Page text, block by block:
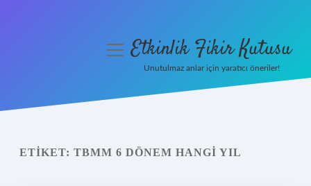
Yasal Uyarı
menüyüEtkinlik Fikir Kutusu
Unutulmaz anlar için yaratıcı öneriler!
ETIKET: TBMM 6 DÖNEM HANGI YIL